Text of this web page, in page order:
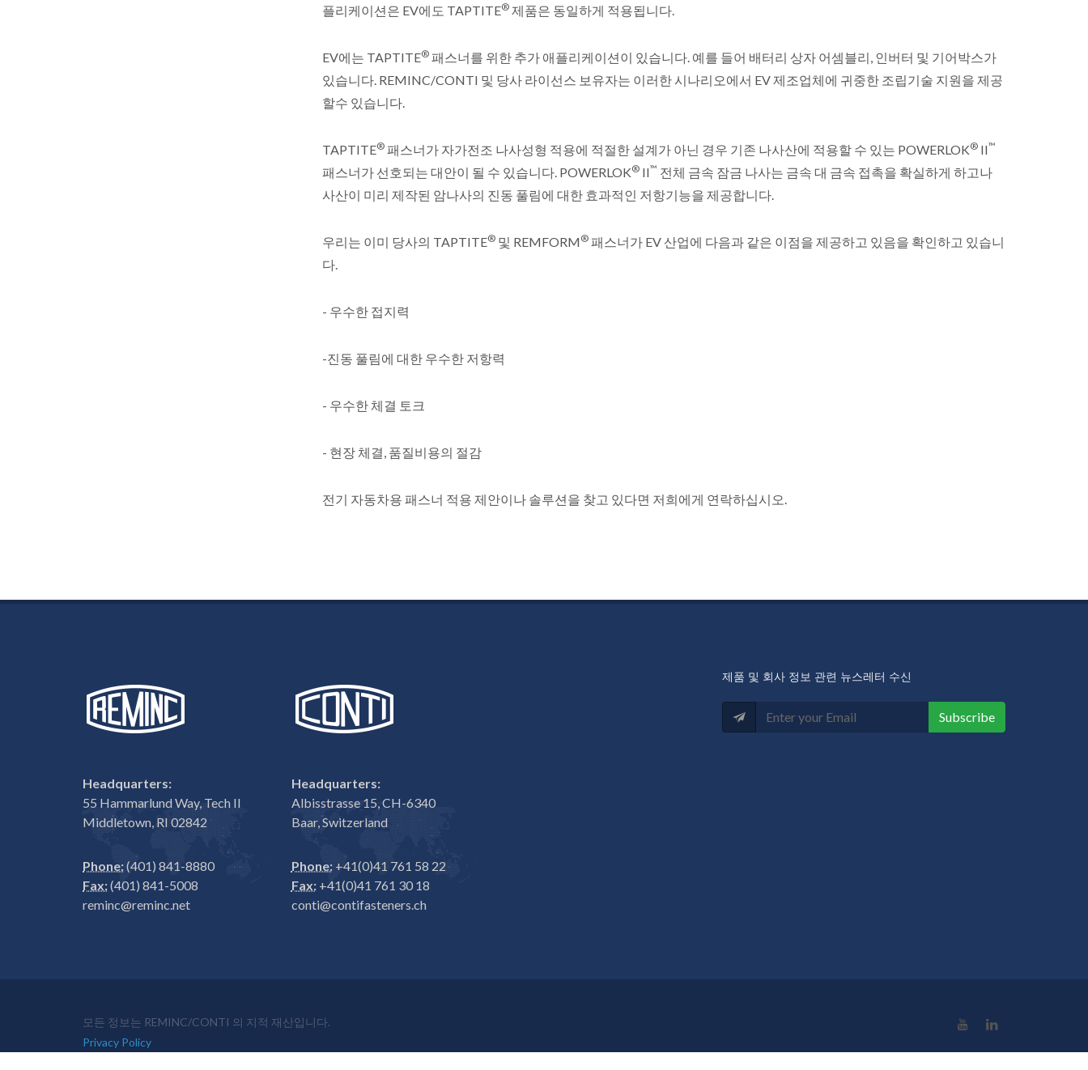
플리케이션은 EV에도 TAPTITE® 제품은 동일하게 적용됩니다.
EV에는 TAPTITE® 패스너를 위한 추가 애플리케이션이 있습니다. 예를 들어 배터리 상자 어셈블리, 인버터 및 기어박스가
있습니다. REMINC/CONTI 및 당사 라이선스 보유자는 이러한 시나리오에서 EV 제조업체에 귀중한 조립기술 지원을 제공
할수 있습니다.
TAPTITE® 패스너가 자가전조 나사성형 적용에 적절한 설계가 아닌 경우 기존 나사산에 적용할 수 있는 POWERLOK® II™
패스너가 선호되는 대안이 될 수 있습니다. POWERLOK® II™ 전체 금속 잠금 나사는 금속 대 금속 접촉을 확실하게 하고나
사산이 미리 제작된 암나사의 진동 풀림에 대한 효과적인 저항기능을 제공합니다.
우리는 이미 당사의 TAPTITE® 및 REMFORM® 패스너가 EV 산업에 다음과 같은 이점을 제공하고 있음을 확인하고 있습니
다.
- 우수한 접지력
-진동 풀림에 대한 우수한 저항력
- 우수한 체결 토크
- 현장 체결, 품질비용의 절감
전기 자동차용 패스너 적용 제안이나 솔루션을 찾고 있다면 저희에게 연락하십시오.
Headquarters:
55 Hammarlund Way, Tech II
Middletown, RI 02842
Phone:(401) 841-8880
Fax:(401) 841-5008
reminc@reminc.net
Headquarters:
Albisstrasse 15, CH-6340
Baar, Switzerland
Phone:+41(0)41 761 58 22
Fax:+41(0)41 761 30 18
conti@contifasteners.ch
제품 및 회사 정보 관련 뉴스레터 수신
Subscribe
모든 정보는 REMINC/CONTI 의 지적 재산입니다.
Privacy Policy